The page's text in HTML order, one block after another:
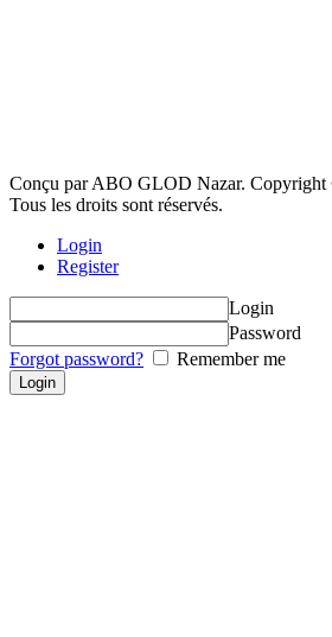
Conçu par ABO GLOD Nazar.
Tous les droits sont réservés.
Login
Register
Login
Password
Forgot password?
Remember me